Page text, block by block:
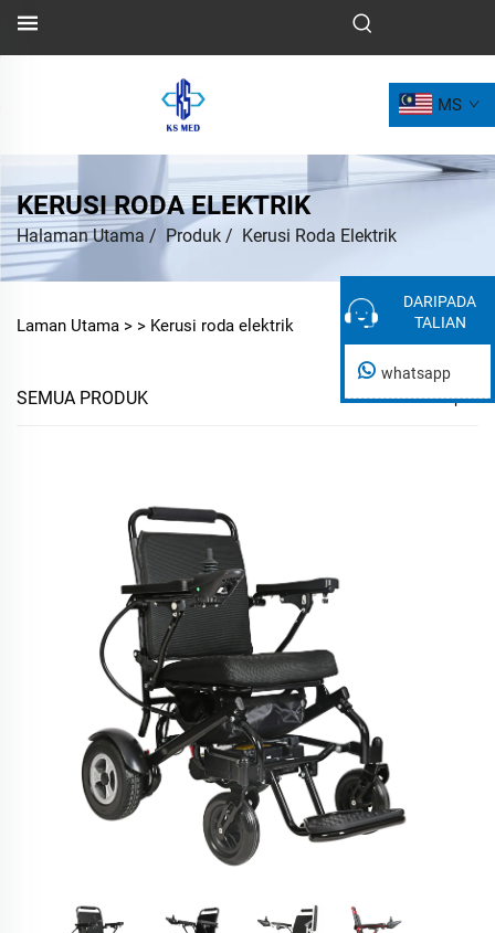
MS
KERUSI RODA ELEKTRIK
Halaman Utama / Produk / Kerusi Roda Elektrik
Laman Utama > > Kerusi roda elektrik
SEMUA PRODUK
DARIPADA
TALIAN
DARIPADA
TALIAN
whatsapp